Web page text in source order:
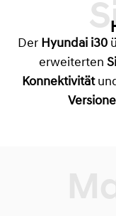
Der Hyundai i30
erweiterten
Konnektivität